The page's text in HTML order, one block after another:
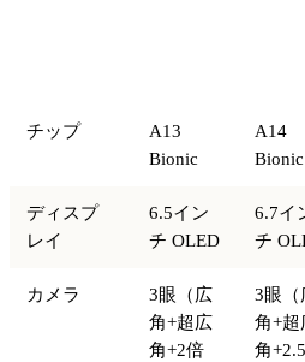
チップ
A13
Bionic
A14
Bionic
ディスプ
レイ
6.5イン
チ OLED
6.7イ
チ
カメラ
3眼（広
角+超広
角+2倍
3眼（
角+超
角